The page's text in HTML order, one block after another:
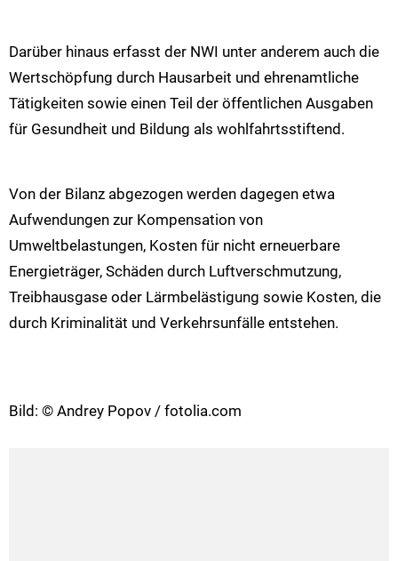
Darüber hinaus erfasst der NWI unter anderem auch die
Wertschöpfung durch Hausarbeit und ehrenamtliche
Tätigkeiten sowie einen Teil der öffentlichen Ausgaben
für Gesundheit und Bildung als wohlfahrtsstiftend.
Von der Bilanz abgezogen werden dagegen etwa
Aufwendungen zur Kompensation von
Umweltbelastungen, Kosten für nicht erneuerbare
Energieträger, Schäden durch Luftverschmutzung,
Treibhausgase oder Lärmbelästigung sowie Kosten, die
durch Kriminalität und Verkehrsunfälle entstehen.
Bild: © Andrey Popov / fotolia.com